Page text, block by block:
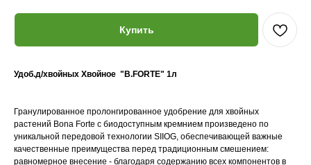
Купить
Удоб.д/хвойных Хвойное "B.FORTE" 1л
Гранулированное пролонгированное удобрение для хвойных
растений Bona Forte с биодоступным кремнием произведено по
уникальной передовой технологии SIIOG, обеспечивающей важные
качественные преимущества перед традиционным смешением:
равномерное внесение - благодаря содержанию всех компонентов в